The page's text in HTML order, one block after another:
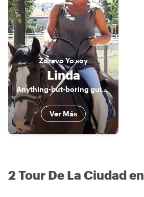
ZdravoYo soy
Linda
Anything-but-boring guidess ;-)
Ver Más
2 Tour De La Ciudad